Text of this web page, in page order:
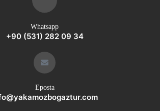
Whatsapp
+90 (531) 282 09 34
Eposta